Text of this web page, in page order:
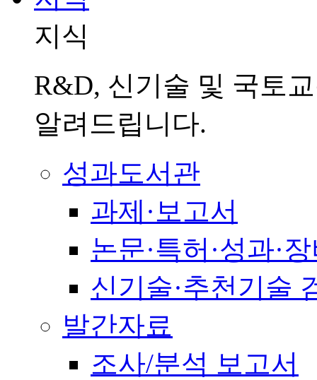
지식
R&D, 신기술 및 국토
알려드립니다.
성과도서관
과제·보고서
논문·특허·성과·
신기술·추천기술
발간자료
조사/분석 보고서